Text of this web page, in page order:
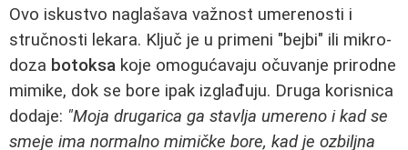
Ovo iskustvo naglašava važnost umerenosti i
stručnosti lekara. Ključ je u primeni "bejbi" ili mikro-
doza botoksa koje omogućavaju očuvanje prirodne
mimike, dok se bore ipak izglađuju. Druga korisnica
dodaje: "Moja drugarica ga stavlja umereno i kad se
smeje ima normalno mimičke bore, kad je ozbiljna